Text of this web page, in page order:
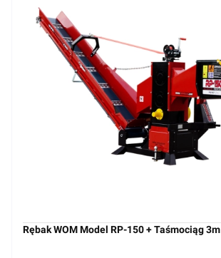
Rębak WOM Model RP-150 + Taśmociąg 3m